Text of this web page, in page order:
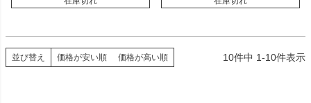
並び替え 価格が安い順 価格が高い順 10件中 1-10件表示